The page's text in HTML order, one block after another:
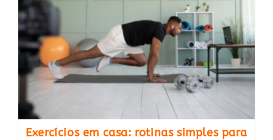
Exercícios em casa: rotinas simples para